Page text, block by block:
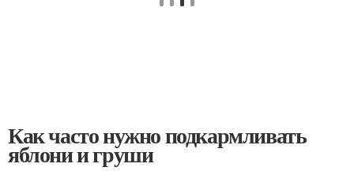
Как часто нужно подкармливать
яблони и груши